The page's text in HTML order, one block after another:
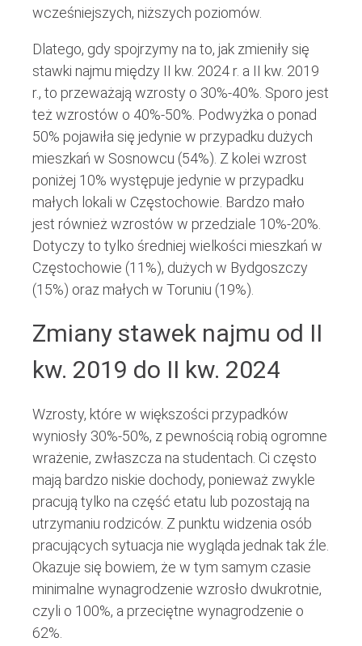
wcześniejszych, niższych poziomów.
Dlatego, gdy spojrzymy na to, jak zmieniły się
stawki najmu między II kw. 2024 r. a II kw. 2019
r., to przeważają wzrosty o 30%-40%. Sporo jest
też wzrostów o 40%-50%. Podwyżka o ponad
50% pojawiła się jedynie w przypadku dużych
mieszkań w Sosnowcu (54%). Z kolei wzrost
poniżej 10% występuje jedynie w przypadku
małych lokali w Częstochowie. Bardzo mało
jest również wzrostów w przedziale 10%-20%.
Dotyczy to tylko średniej wielkości mieszkań w
Częstochowie (11%), dużych w Bydgoszczy
(15%) oraz małych w Toruniu (19%).
Zmiany stawek najmu od II
kw. 2019 do II kw. 2024
Wzrosty, które w większości przypadków
wyniosły 30%-50%, z pewnością robią ogromne
wrażenie, zwłaszcza na studentach. Ci często
mają bardzo niskie dochody, ponieważ zwykle
pracują tylko na część etatu lub pozostają na
utrzymaniu rodziców. Z punktu widzenia osób
pracujących sytuacja nie wygląda jednak tak źle.
Okazuje się bowiem, że w tym samym czasie
minimalne wynagrodzenie wzrosło dwukrotnie,
czyli o 100%, a przeciętne wynagrodzenie o
62%.